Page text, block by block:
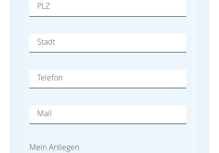
PLZ
Stadt
Telefon
Mail
Mein Anliegen